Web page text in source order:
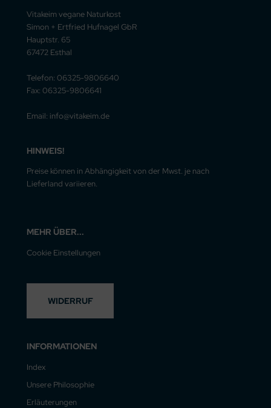
Vitakeim vegane Naturkost
Simon + Ertfried Hufnagel GbR
Hauptstr. 65
67472 Esthal
Telefon: 06325-9806640
Fax: 06325-9806641
Email: info@vitakeim.de
HINWEIS!
Preise können in Abhängigkeit von der Mwst. je nach
Lieferland variieren.
MEHR ÜBER...
Cookie Einstellungen
WIDERRUF
INFORMATIONEN
Index
Unsere Philosophie
Erläuterungen